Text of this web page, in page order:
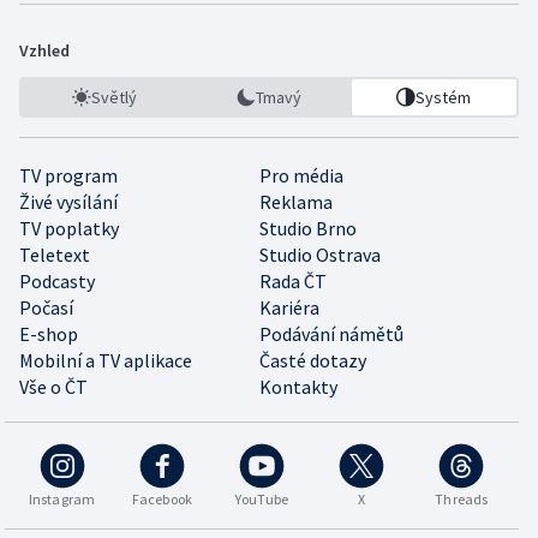
Vzhled
Světlý Tmavý Systém
TV program
Pro média
Živé vysílání
Reklama
TV poplatky
Studio Brno
Teletext
Studio Ostrava
Podcasty
Rada ČT
Počasí
Kariéra
E-shop
Podávání námětů
Mobilní a TV aplikace
Časté dotazy
Vše o ČT
Kontakty
Instagram Facebook YouTube X Threads